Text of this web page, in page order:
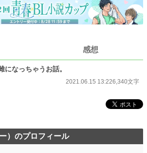
13:22
位)
位)
感想
になっちゃうお話。
2021.06.15 13:226,340文字
）のプロフィール